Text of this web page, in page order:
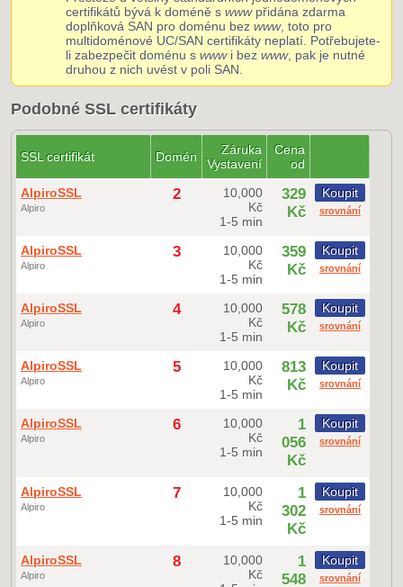
certifikátů bývá k doméně swwwpřidána zdarma
doplňková SAN pro doménu bez www, toto pro
multidoménové UC/SAN certifikáty neplatí. Potřebujete-
li zabezpečit doménu swwwi bez www, pak je nutné
druhou z nich uvést v poli SAN.
Podobné SSL certifikáty
SSL certifikát Domén
Záruka
Vystavení
Cena
od
AlpiroSSL
Alpiro
2
10,000
Kč
1-5 min
329
Kč
Koupit
srovnání
AlpiroSSL
Alpiro
3
10,000
Kč
1-5 min
359
Kč
Koupit
srovnání
AlpiroSSL
Alpiro
4
10,000
Kč
1-5 min
578
Kč
Koupit
srovnání
AlpiroSSL
Alpiro
5
10,000
Kč
1-5 min
813
Kč
Koupit
srovnání
AlpiroSSL
Alpiro
6
10,000
Kč
1-5 min
1
056
Kč
Koupit
srovnání
AlpiroSSL
Alpiro
7
10,000
Kč
1-5 min
1
302
Kč
Koupit
srovnání
AlpiroSSL
Alpiro
8
10,000
Kč
1
548
Koupit
srovnání